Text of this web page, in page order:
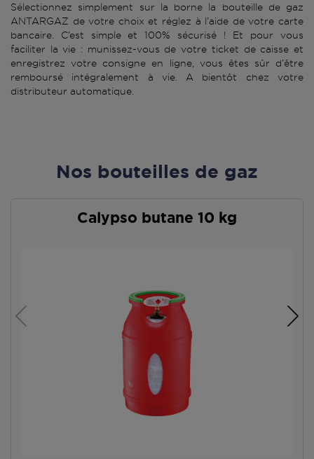
Sélectionnez simplement sur la borne la bouteille de gaz
ANTARGAZ de votre choix et réglez à l’aide de votre carte
bancaire. C’est simple et 100% sécurisé ! Et pour vous
faciliter la vie : munissez-vous de votre ticket de caisse et
enregistrez votre consigne en ligne, vous êtes sûr d’être
remboursé intégralement à vie. A bientôt chez votre
distributeur automatique.
Nos bouteilles de gaz
Calypso butane 10 kg